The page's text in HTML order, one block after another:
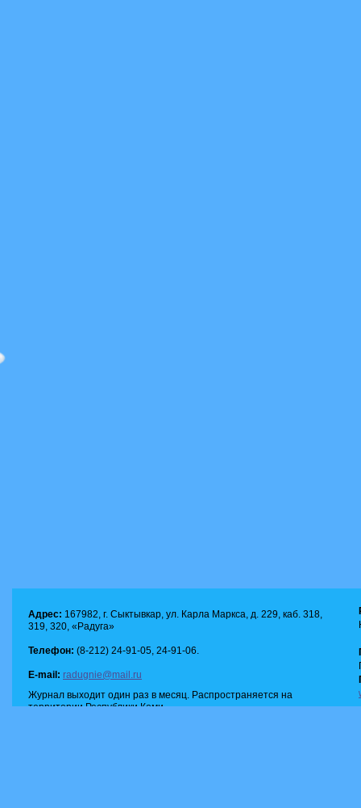
Адрес: 167982, г. Сыктывкар, ул. Карла Маркса, д. 229, каб. 318,
319, 320, «Радуга»
Телефон: (8-212) 24-91-05, 24-91-06.
E-mail: radugnie@mail.ru
Журнал выходит один раз в месяц. Распространяется на
территории Республики Коми.